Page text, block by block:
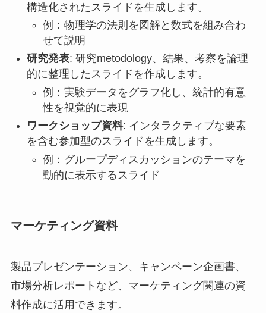
構造化されたスライドを生成します。
例：物理学の法則を図解と数式を組み合わ
せて説明
研究発表: 研究metodology、結果、考察を論理
的に整理したスライドを作成します。
例：実験データをグラフ化し、統計的有意
性を視覚的に表現
ワークショップ資料: インタラクティブな要素
を含む参加型のスライドを生成します。
例：グループディスカッションのテーマを
動的に表示するスライド
マーケティング資料
製品プレゼンテーション、キャンペーン企画書、
市場分析レポートなど、マーケティング関連の資
料作成に活用できます。